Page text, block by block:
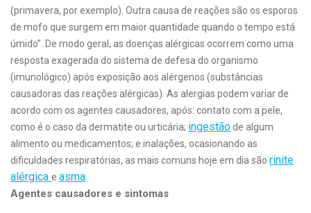
(primavera, por exemplo). Outra causa de reações são os esporos
de mofo que surgem em maior quantidade quando o tempo está
úmido”. De modo geral, as doenças alérgicas ocorrem como uma
resposta exagerada do sistema de defesa do organismo
(imunológico) após exposição aos alérgenos (substâncias
causadoras das reações alérgicas). As alergias podem variar de
acordo com os agentes causadores, após: contato com a pele,
como é o caso da dermatite ou urticária; ingestãode algum
alimento ou medicamentos; e inalações, ocasionando as
dificuldades respiratórias, as mais comuns hoje em dia são rinite
alérgica e asma
Agentes causadores e sintomas